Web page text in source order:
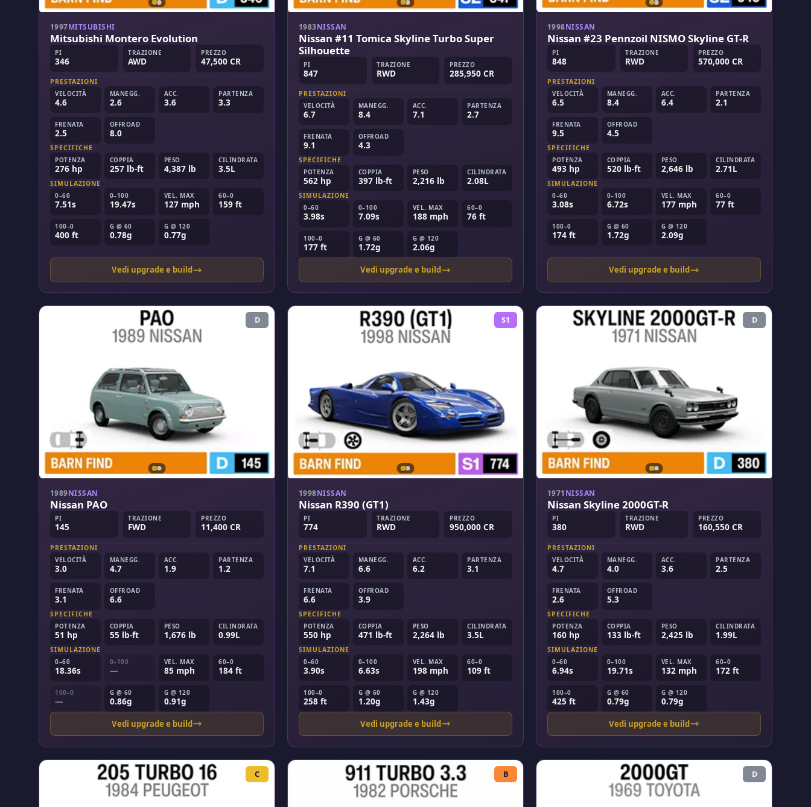
1997MITSUBISHI
Mitsubishi Montero Evolution
PI
346
TRAZIONE
AWD
PREZZO
47,500 CR
PRESTAZIONI
VELOCITÀ
4.6
MANEGG.
2.6
ACC.
3.6
PARTENZA
3.3
FRENATA
2.5
OFFROAD
8.0
SPECIFICHE
POTENZA
276 hp
COPPIA
257 lb-ft
PESO
4,387 lb
CILINDRATA
3.5L
SIMULAZIONE
0–60
7.51s
0–100
19.47s
VEL. MAX
127 mph
60–0
159 ft
100–0
400 ft
G @ 60
0.78g
G @ 120
0.77g
Vedi upgrade e build
1983NISSAN
Nissan #11 Tomica Skyline Turbo Super
Silhouette
PI
847
TRAZIONE
RWD
PREZZO
285,950 CR
PRESTAZIONI
VELOCITÀ
6.7
MANEGG.
8.4
ACC.
7.1
PARTENZA
2.7
FRENATA
9.1
OFFROAD
4.3
SPECIFICHE
POTENZA
562 hp
COPPIA
397 lb-ft
PESO
2,216 lb
CILINDRATA
2.08L
SIMULAZIONE
0–60
3.98s
0–100
7.09s
VEL. MAX
188 mph
60–0
76 ft
100–0
177 ft
G @ 60
1.72g
G @ 120
2.06g
Vedi upgrade e build
1998NISSAN
Nissan #23 Pennzoil NISMO Skyline GT-R
PI
848
TRAZIONE
RWD
PREZZO
570,000 CR
PRESTAZIONI
VELOCITÀ
6.5
MANEGG.
8.4
ACC.
6.4
PARTENZA
2.1
FRENATA
9.5
OFFROAD
4.5
SPECIFICHE
POTENZA
493 hp
COPPIA
520 lb-ft
PESO
2,646 lb
CILINDRATA
2.71L
SIMULAZIONE
0–60
3.08s
0–100
6.72s
VEL. MAX
177 mph
60–0
77 ft
100–0
174 ft
G @ 60
1.72g
G @ 120
2.09g
Vedi upgrade e build
D
1989NISSAN
Nissan PAO
PI
145
TRAZIONE
FWD
PREZZO
11,400 CR
PRESTAZIONI
VELOCITÀ
3.0
MANEGG.
4.7
ACC.
1.9
PARTENZA
1.2
FRENATA
3.1
OFFROAD
6.6
SPECIFICHE
POTENZA
51 hp
COPPIA
55 lb-ft
PESO
1,676 lb
CILINDRATA
0.99L
SIMULAZIONE
0–60
18.36s
0–100
—
VEL. MAX
85 mph
60–0
184 ft
100–0
—
G @ 60
0.86g
G @ 120
0.91g
Vedi upgrade e build
S1
1998NISSAN
Nissan R390 (GT1)
PI
774
TRAZIONE
RWD
PREZZO
950,000 CR
PRESTAZIONI
VELOCITÀ
7.1
MANEGG.
6.6
ACC.
6.2
PARTENZA
3.1
FRENATA
6.6
OFFROAD
3.9
SPECIFICHE
POTENZA
550 hp
COPPIA
471 lb-ft
PESO
2,264 lb
CILINDRATA
3.5L
SIMULAZIONE
0–60
3.90s
0–100
6.63s
VEL. MAX
198 mph
60–0
109 ft
100–0
258 ft
G @ 60
1.20g
G @ 120
1.43g
Vedi upgrade e build
D
1971 NISSAN
Nissan Skyline 2000GT-R
PI
380
TRAZIONE
RWD
PREZZO
160,550 CR
PRESTAZIONI
VELOCITÀ
4.7
MANEGG.
4.0
ACC.
3.6
PARTENZA
2.5
FRENATA
2.6
OFFROAD
5.3
SPECIFICHE
POTENZA
160 hp
COPPIA
133 lb-ft
PESO
2,425 lb
CILINDRATA
1.99L
SIMULAZIONE
0–60
6.94s
0–100
19.71s
VEL. MAX
132 mph
60–0
172 ft
100–0
425 ft
G @ 60
0.79g
G @ 120
0.79g
Vedi upgrade e build
C B D